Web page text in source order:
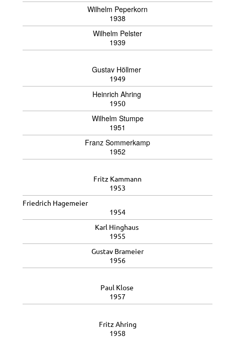
Wilhelm Peperkorn
1938
Wilhelm Pelster
1939
Gustav Höllmer
1949
Heinrich Ahring
1950
Wilhelm Stumpe
1951
Franz Sommerkamp
1952
Fritz Kammann
1953
Friedrich Hagemeier
1954
Karl Hinghaus
1955
Gustav Brameier
1956
Paul Klose
1957
Fritz Ahring
1958